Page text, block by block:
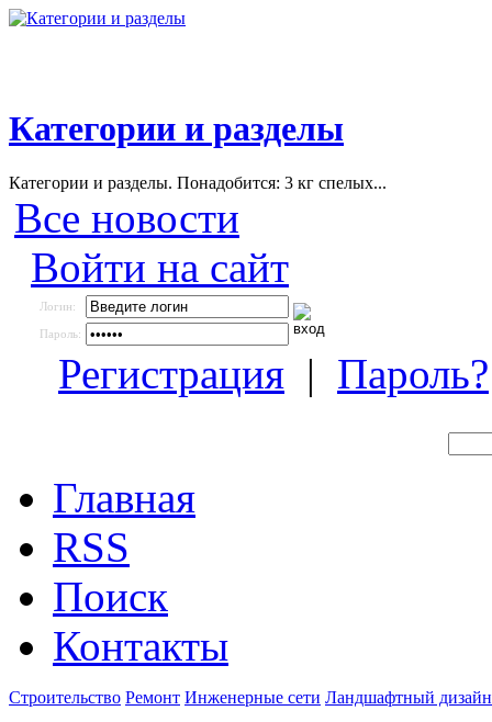
Категории и разделы
Категории и разделы. Понадобится: 3 кг спелых...
Все новости
Войти на сайт
Логин:
Пароль:
Регистрация | Пароль?
Главная
RSS
Поиск
Контакты
Строительство Ремонт Инженерные сети Ландшафтный дизайн